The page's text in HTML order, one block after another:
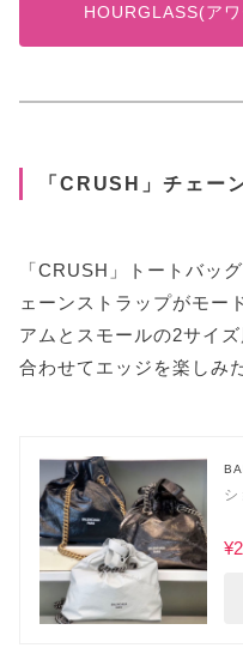
HOURGLASS(ア
「CRUSH」チェー
「CRUSH」トートバッ
ェーンストラップがモー
アムとスモールの2サイ
合わせてエッジを楽しみ
シ